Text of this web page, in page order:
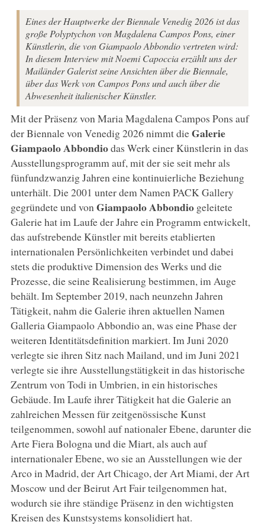
Eines der Hauptwerke der Biennale Venedig 2026 ist das
große Polyptychon von Magdalena Campos Pons, einer
Künstlerin, die von Giampaolo Abbondio vertreten wird:
In diesem Interview mit Noemi Capoccia erzählt uns der
Mailänder Galerist seine Ansichten über die Biennale,
über das Werk von Campos Pons und auch über die
Abwesenheit italienischer Künstler.
Mit der Präsenz von Maria Magdalena Campos Pons auf
der Biennale von Venedig 2026 nimmt dieGalerie
Giampaolo Abbondiodas Werk einer Künstlerin in das
Ausstellungsprogramm auf, mit der sie seit mehr als
fünfundzwanzig Jahren eine kontinuierliche Beziehung
unterhält. Die 2001 unter dem Namen PACK Gallery
gegründete und von GiampaoloAbbondiogeleitete
Galerie hat im Laufe der Jahre ein Programm entwickelt,
das aufstrebende Künstler mit bereits etablierten
internationalen Persönlichkeiten verbindet und dabei
stets die produktive Dimension des Werks und die
Prozesse, die seine Realisierung bestimmen, im Auge
behält. Im September 2019, nach neunzehn Jahren
Tätigkeit, nahm die Galerie ihren aktuellen Namen
Galleria Giampaolo Abbondio an, was eine Phase der
weiteren Identitätsdefinition markiert. Im Juni 2020
verlegte sie ihren Sitz nach Mailand, und im Juni 2021
verlegte sie ihre Ausstellungstätigkeit in das historische
Zentrum von Todi in Umbrien, in ein historisches
Gebäude. Im Laufe ihrer Tätigkeit hat die Galerie an
zahlreichen Messen für zeitgenössische Kunst
teilgenommen, sowohl auf nationaler Ebene, darunter die
Arte Fiera Bologna und die Miart, als auch auf
internationaler Ebene, wo sie an Ausstellungen wie der
Arco in Madrid, der Art Chicago, der Art Miami, der Art
Moscow und der Beirut Art Fair teilgenommen hat,
wodurch sie ihre ständige Präsenz in den wichtigsten
Kreisen des Kunstsystems konsolidiert hat.